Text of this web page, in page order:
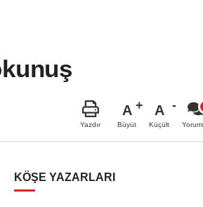
Yazdır
A
Büyüt
A
Küçült
KÖŞE YAZARLARI